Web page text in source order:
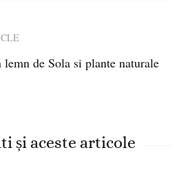
de Sola si plante naturale
și aceste articole